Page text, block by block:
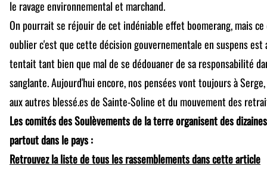
le ravage environnemental et marchand.
On pourrait se réjouir de cet indéniable effet boomerang, mais
oublier c'est que cette décision gouvernementale en suspens est
tentait tant bien que mal de se dédouaner de sa responsabilité
sanglante. Aujourd'hui encore, nos pensées vont toujours à
aux autres blessé.es de Sainte-Soline et du mouvement des
Les comités des Soulèvements de la terre organisent des
partout dans le pays :
Retrouvez la liste de tous les rassemblements dans cette article